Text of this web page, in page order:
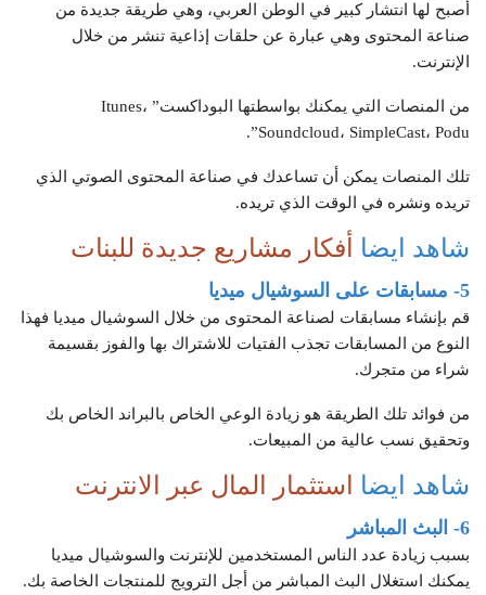
أصبح لها انتشار كبير في الوطن العربي، وهي طريقة جديدة من
صناعة المحتوى وهي عبارة عن حلقات إذاعية تنشر من خلال
الإنترنت.
من المنصات التي يمكنك بواسطتها البوداكست” Itunes،
Soundcloud، SimpleCast، Podu”.
تلك المنصات يمكن أن تساعدك في صناعة المحتوى الصوتي الذي
تريده ونشره في الوقت الذي تريده.
شاهد ايضا أفكار مشاريع جديدة للبنات
5- مسابقات على السوشيال ميديا
قم بإنشاء مسابقات لصناعة المحتوى من خلال السوشيال ميديا فهذا
النوع من المسابقات تجذب الفتيات للاشتراك بها والفوز بقسيمة
شراء من متجرك.
من فوائد تلك الطريقة هو زيادة الوعي الخاص بالبراند الخاص بك
وتحقيق نسب عالية من المبيعات.
شاهد ايضا استثمار المال عبر الانترنت
6- البث المباشر
بسبب زيادة عدد الناس المستخدمين للإنترنت والسوشيال ميديا
يمكنك استغلال البث المباشر من أجل الترويج للمنتجات الخاصة بك.